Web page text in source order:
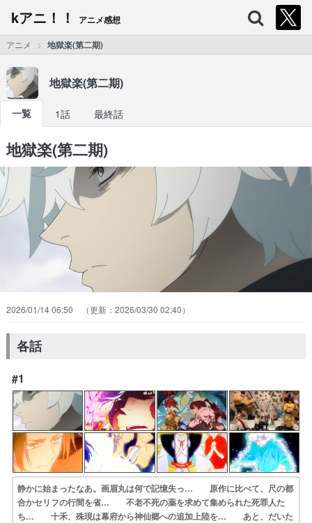
kアニ！！ アニメ感想
アニメ 地獄楽(第二期)
地獄楽(第二期)
一覧 1話 最終話
地獄楽(第二期)
2026/01/14 06:50 2026/03/30 02:40
各話
#1
静かに始まったなあ。画眉丸は何で記憶失っ… 原作に比べて、尺の都
合かセリフの行間を省… 不老不死の薬を求めて集められた死罪人た
ち… 十禾、殊現は幕府から神仙郷への追加上陸を… あと、だいた